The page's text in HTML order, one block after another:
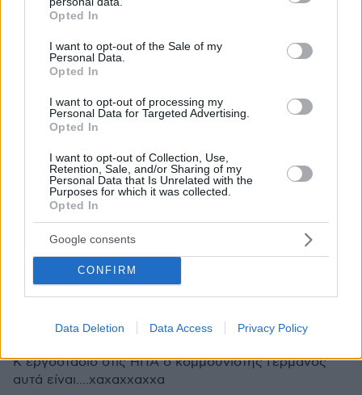
grant or deny consent to Google and its third-party tags to
use your data for below specified purposes in below Google
consent section.
Opted In
I want to opt-out of the Sale of my
Personal Data.
Opted In
I want to opt-out of processing my
Personal Data for Targeted Advertising.
Opted In
I want to opt-out of Collection, Use,
Retention, Sale, and/or Sharing of my
Personal Data that Is Unrelated with the
Purposes for which it was collected.
Opted In
Google consents
CONFIRM
Data Deletion Data Access Privacy Policy
Καμία σχέση
21.09.2020, 18:36
Πούλησε την play, εταιρεία τηλεπικοινωνίας την
οποία έφτασε πρώτη σε μερίδια μέσα σε 6 χρόνια
λειτουργίας στην πολωνική αγορά. Εισηγμένη, με
αποτίμηση στα €3.5 δις, με συνολικό τζίρο €1.6 δις
και λειτουργική κερδοφορία €500 εκ. Δεν το λες
ΑΠΑΝΤΗΣΗ
Του ΚΚΕ κεφάλαια διαχειρίζεται
21.09.2020, 17:50
να τα λέμε και αυτά έτσι?
ΑΠΑΝΤΗΣΗ
Σταματης
Κ εργοστάσιο στις ΗΠΑ ο κομμουνιστής Γερμανός
αυτά είναι....χαχαχχαχχα